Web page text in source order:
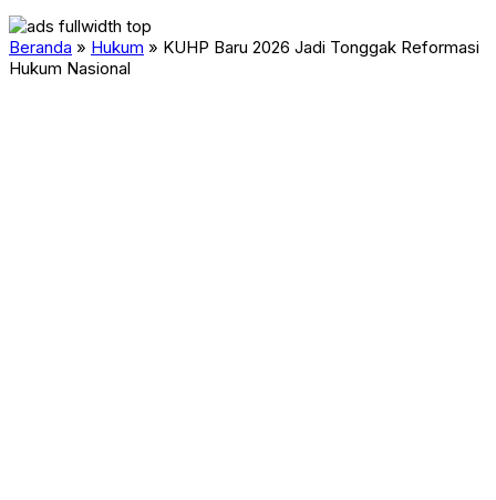
Beranda » Hukum » KUHP Baru 2026 Jadi Tonggak Reformasi
Hukum Nasional